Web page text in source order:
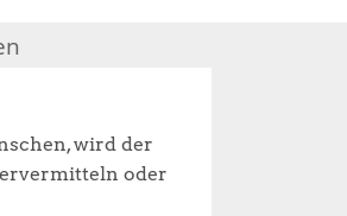
wird der
oder